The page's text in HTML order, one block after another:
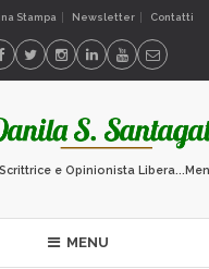
Stampa Newsletter Contatti
Scrittrice e Opinionista
MENU